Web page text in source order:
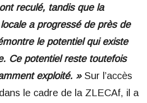
reculé, tandis que la
a progressé de près de
le potentiel qui existe
Ce potentiel reste toutefois
exploité. »Sur l’accès
le cadre de la ZLECAf, il a